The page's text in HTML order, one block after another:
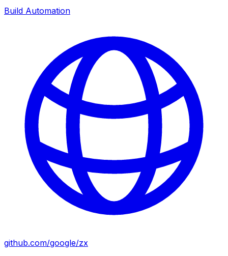
Build Automation
github.com/google/zx